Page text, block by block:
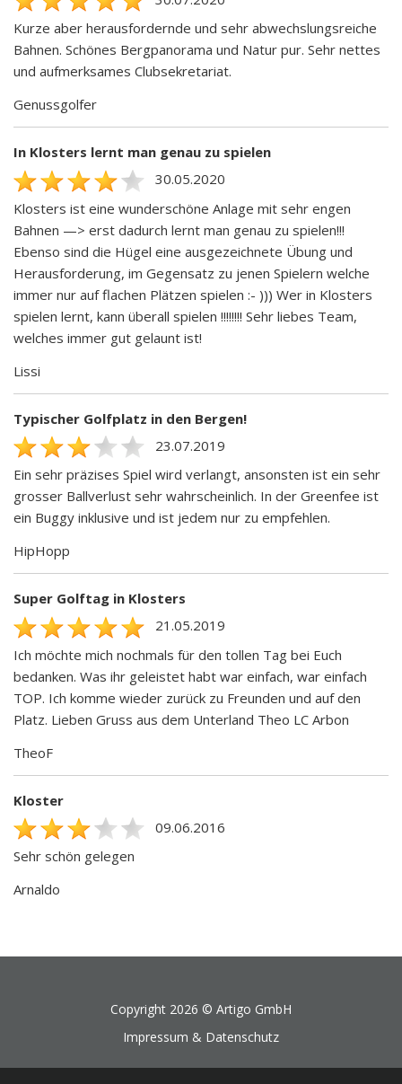
Kurze aber herausfordernde und sehr abwechslungsreiche
Bahnen. Schönes Bergpanorama und Natur pur. Sehr nettes
und aufmerksames Clubsekretariat.
Genussgolfer
In Klosters lernt man genau zu spielen
30.05.2020
Klosters ist eine wunderschöne Anlage mit sehr engen
Bahnen —> erst dadurch lernt man genau zu spielen!!!
Ebenso sind die Hügel eine ausgezeichnete Übung und
Herausforderung, im Gegensatz zu jenen Spielern welche
immer nur auf flachen Plätzen spielen :- ))) Wer in Klosters
spielen lernt, kann überall spielen !!!!!!!! Sehr liebes Team,
welches immer gut gelaunt ist!
Lissi
Typischer Golfplatz in den Bergen!
23.07.2019
Ein sehr präzises Spiel wird verlangt, ansonsten ist ein sehr
grosser Ballverlust sehr wahrscheinlich. In der Greenfee ist
ein Buggy inklusive und ist jedem nur zu empfehlen.
HipHopp
Super Golftag in Klosters
21.05.2019
Ich möchte mich nochmals für den tollen Tag bei Euch
bedanken. Was ihr geleistet habt war einfach, war einfach
TOP. Ich komme wieder zurück zu Freunden und auf den
Platz. Lieben Gruss aus dem Unterland Theo LC Arbon
TheoF
Kloster
09.06.2016
Sehr schön gelegen
Arnaldo
Copyright 2026 © Artigo GmbH
Impressum & Datenschutz